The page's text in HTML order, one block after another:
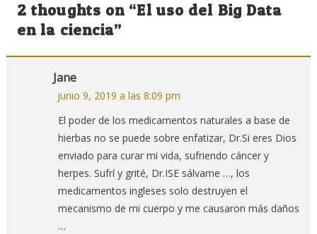
entradas
2 thoughts on “El uso del Big Data
en la ciencia”
Jane
junio 9, 2019 a las 8:09 pm
El poder de los medicamentos naturales a base de
hierbas no se puede sobre enfatizar, Dr.Si eres Dios
enviado para curar mi vida, sufriendo cáncer y
herpes. Sufrí y grité, Dr.ISE sálvame …, los
medicamentos ingleses solo destruyen el
mecanismo de mi cuerpo y me causaron más daños
…